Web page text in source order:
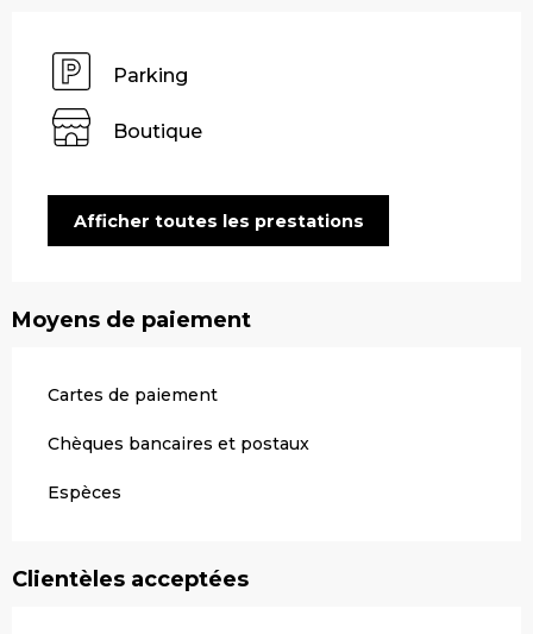
Parking
Boutique
Afficher toutes les prestations
Moyens de paiement
Cartes de paiement
Chèques bancaires et postaux
Espèces
Clientèles acceptées